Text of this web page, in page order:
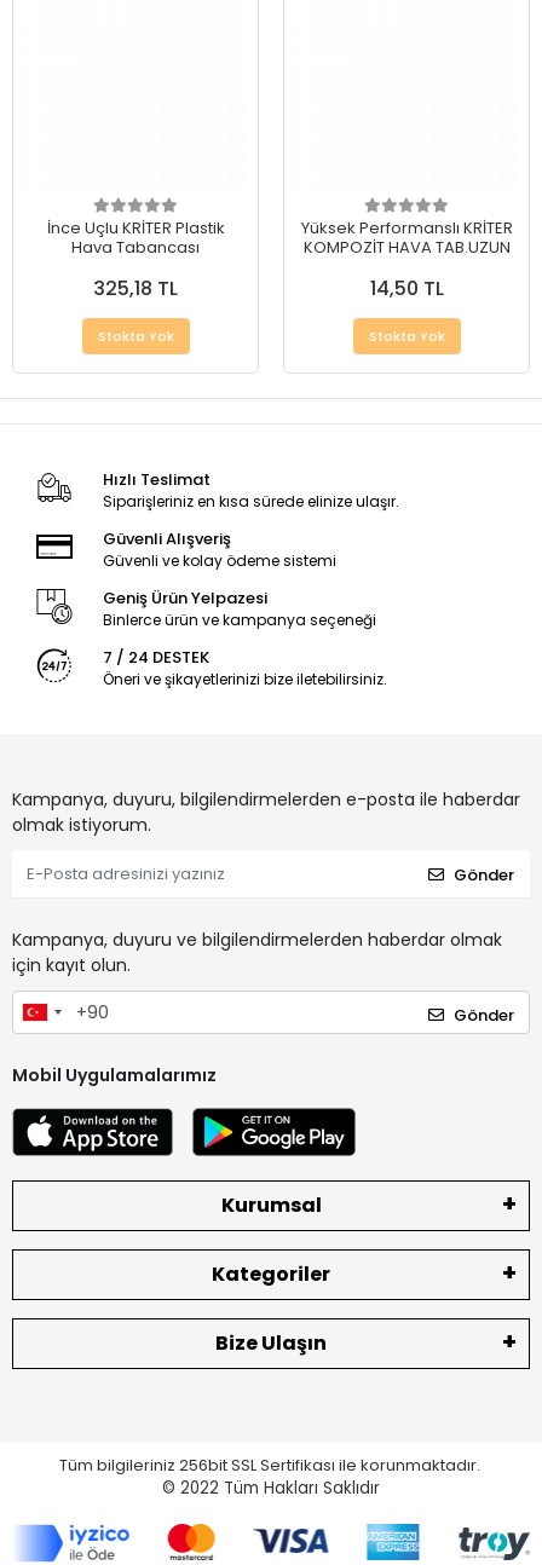
İnce Uçlu KRİTER Plastik
Hava Tabancası
325,18 TL
Stokta Yok
Yüksek Performanslı KRİTER
KOMPOZİT HAVA TAB.UZUN
14,50 TL
Stokta Yok
Hızlı Teslimat
Siparişleriniz en kısa sürede elinize ulaşır.
Güvenli Alışveriş
Güvenli ve kolay ödeme sistemi
Geniş Ürün Yelpazesi
Binlerce ürün ve kampanya seçeneği
7 / 24 DESTEK
Öneri ve şikayetlerinizi bize iletebilirsiniz.
Kampanya, duyuru, bilgilendirmelerden e-posta ile haberdar
olmak istiyorum.
Gönder
Kampanya, duyuru ve bilgilendirmelerden haberdar olmak
için kayıt olun.
Gönder
Mobil Uygulamalarımız
Kurumsal
Kategoriler
Bize Ulaşın
Tüm bilgileriniz 256bit SSL Sertifikası ile korunmaktadır.
© 2022 Tüm Hakları Saklıdır